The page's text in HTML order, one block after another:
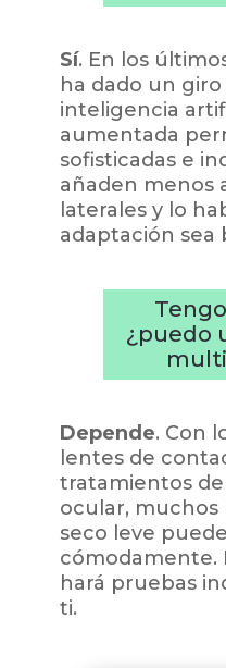
Sí. En los
ha dado un giro
inteligencia
aumentada
sofisticadas e
añaden menos
laterales y lo
adaptación sea
¿puedo
Depende. Con
lentes de
tratamientos
ocular, muchos
seco leve
cómodamente.
hará pruebas
ti.